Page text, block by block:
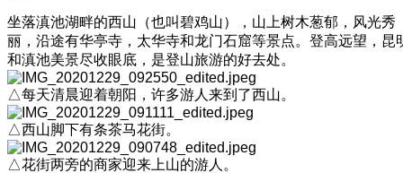
坐落滇池湖畔的西山（也叫碧鸡山），山上树木葱郁，风光秀
丽，沿途有华亭寺，太华寺和龙门石窟等景点。登高远望，昆
和滇池美景尽收眼底，是登山旅游的好去处。
△每天清晨迎着朝阳，许多游人来到了西山。
△西山脚下有条茶马花街。
△花街两旁的商家迎来上山的游人。